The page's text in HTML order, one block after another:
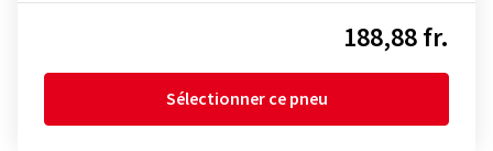
188,88 fr.
Sélectionner ce pneu